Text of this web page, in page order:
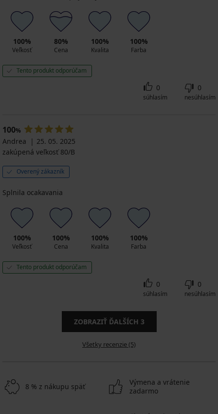
100%
Veľkosť
80%
Cena
100%
Kvalita
100%
Farba
Tento produkt odporúčam
0
súhlasím
0
nesúhlasím
100%
Andrea
25. 05. 2025
zakúpená veľkosť 80/B
Overený zákazník
Splnila ocakavania
100%
Veľkosť
100%
Cena
100%
Kvalita
100%
Farba
Tento produkt odporúčam
0
súhlasím
0
nesúhlasím
ZOBRAZIŤ ĎALŠÍCH 3
Všetky recenzie (5)
8 % z nákupu späť
Výmena a vrátenie
zadarmo